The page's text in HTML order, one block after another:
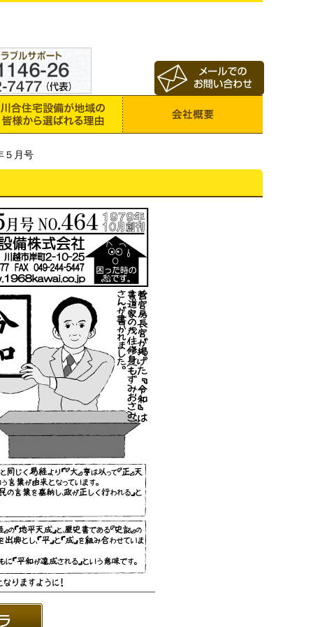
５月号